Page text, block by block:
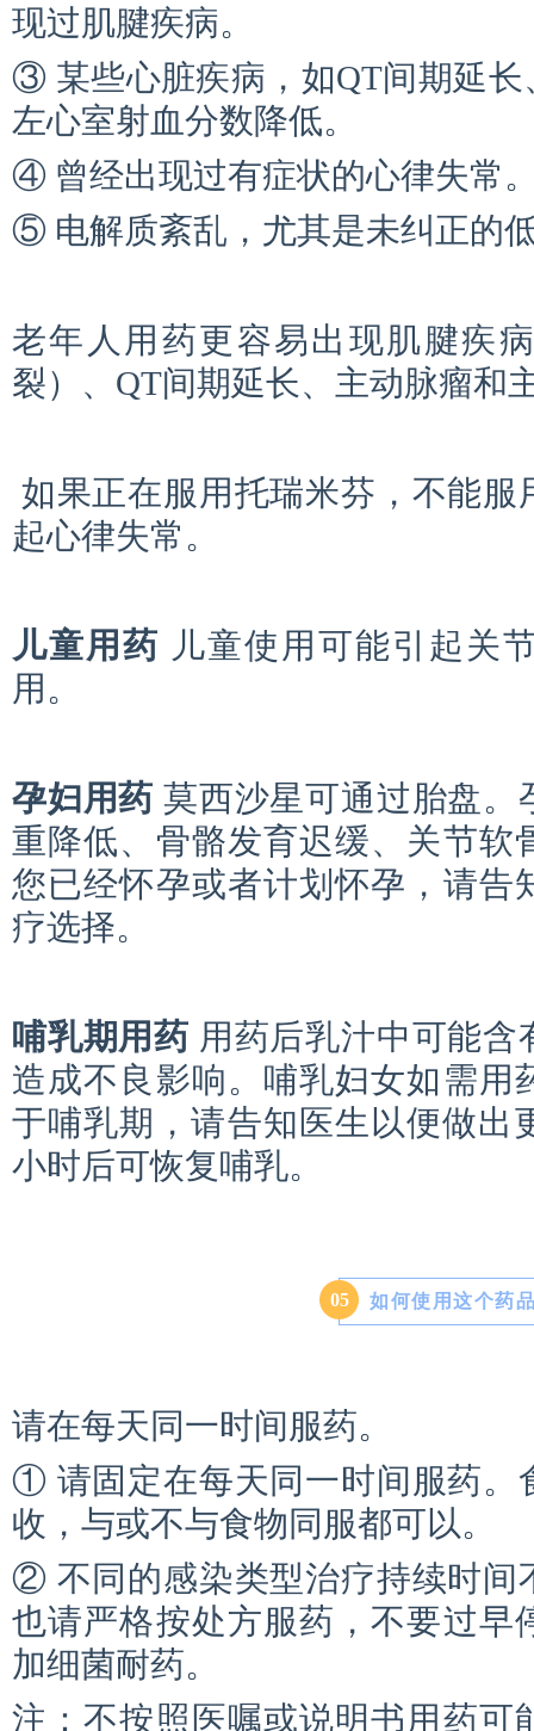
现过肌腱疾病。
③ 某些心脏疾病，如QT间期延长
左心室射血分数降低。
④ 曾经出现过有症状的心律失常
⑤ 电解质紊乱，尤其是未纠正的
老年人用药更容易出现肌腱疾
裂）、QT间期延长、主动脉瘤和
如果正在服用托瑞米芬，不能
起心律失常。
儿童用药 儿童使用可能引起关
用。
孕妇用药 莫西沙星可通过胎盘。
重降低、骨骼发育迟缓、关节软
您已经怀孕或者计划怀孕，请告
疗选择。
哺乳期用药 用药后乳汁中可能
造成不良影响。哺乳妇女如需用
于哺乳期，请告知医生以便做出
小时后可恢复哺乳。
05 如何使用这个药
请在每天同一时间服药。
① 请固定在每天同一时间服药。
收，与或不与食物同服都可以。
② 不同的感染类型治疗持续时间
也请严格按处方服药，不要过早
加细菌耐药。
注：不按照医嘱或说明书用药可